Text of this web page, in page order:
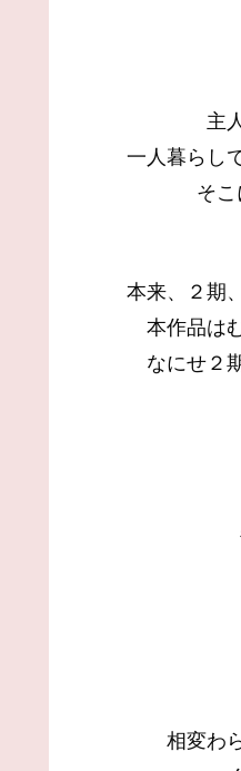
主
一人暮らし
そ
本来、２期
本作品は
なにせ２
相変わ